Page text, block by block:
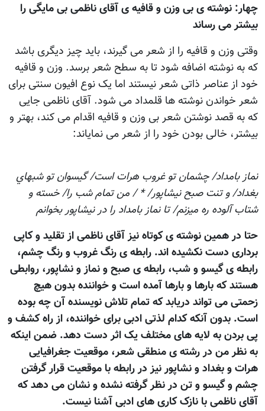
چهار: نوشته ی بی وزن و قافیه ی آقای ناظمی بی مایگی را
بیشتر می رساند
وقتی وزن و قافیه را از شعر می گیرند، باید چیز دیگری باشد
که به نوشته اضافه شود تا به سطح شعر برسد. وزن و قافیه
خود از عناصر ذاتی شعر نیستند اما يک نوع افیون سنتی برای
شعر خواندن نوشته ها قلمداد می شود. آقای ناظمی جایی
که به قصد نوشتن شعر بی وزن و قافیه اقدام می کند، بهتر و
بیشتر، خالی بودن خود را از شعر می نمایاند:
نماز بامداد/ چشمان تو غروب هرات است/ گيسوان تو شبهاي
بغداد/ و تنت صبح نيشاپور/ * / من تمام شب را/ خسته و
شتاب آلوده ره ميزنم/ تا نماز بامداد را در نيشاپور بخوانم
حتا در همین نوشته ی کوتاه نیز آقای ناظمی از تقليد و کاپی
برداری دست نکشیده اند. رابطه ی رنگ غروب و رنگ چشم،
رابطه ی گیسو و شب، رابطه ی صبح و نماز و نشاپور، روابطی
هستند که بارها و بارها آمده است و خواننده بدون هيچ
زحمتی می تواند دريابد که تمام تلاش نویسنده آن چه بوده
است. بدون آنکه کدام لذتی ادبی برای خواننده، از راه کشف و
پی بردن به لایه های مختلف يک اثر دست دهد. ضمن اينکه
به نظر من در رشته ی منطقی شعر، موقعيت جغرافیایی
هرات و بغداد و نشاپور نيز در رابطه با موقعیت قرار گرفتن
چشم و گیسو و تن در نظر گرفته نشده و نشان می دهد که
آقای ناظمی با نازک کاری های ادبی آشنا نیست.